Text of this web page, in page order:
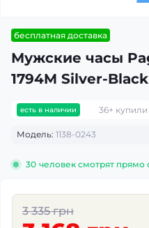
бесплатная доставка
Мужские часы
1794M Silver-Black
есть в наличии 36+ купили
Модель: 1138-0243
30 человек смотрят прямо
3 335 грн